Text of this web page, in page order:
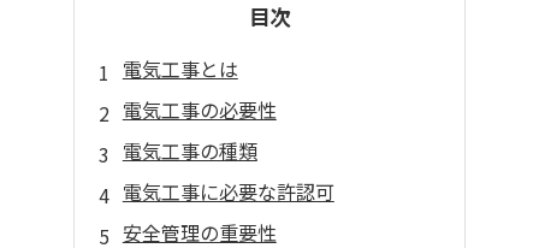
目次
電気工事とは
電気工事の必要性
電気工事の種類
電気工事に必要な許認可
安全管理の重要性